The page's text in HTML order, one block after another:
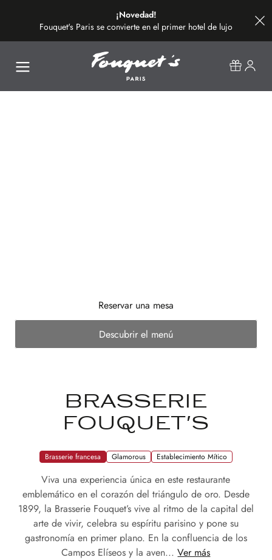
¡Novedad!
Fouquet's Paris se convierte en el primer hotel de lujo
de la avenida más bonita del mundo
Reservar una mesa
Descubrir el menú
BRASSERIE
FOUQUET'S
Brasserie francesa Glamorous Establecimiento Mítico
Viva una experiencia única en este restaurante
emblemático en el corazón del triángulo de oro. Desde
1899, la Brasserie Fouquet’s vive al ritmo de la capital del
arte de vivir, celebra su espíritu parisino y pone su
gastronomía en primer plano. En la confluencia de los
Campos Elíseos y la aven... Ver más